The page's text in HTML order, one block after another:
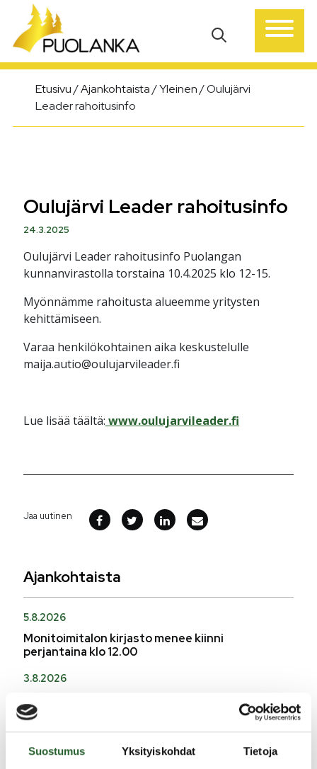
Suostumus Yksityiskohdat Tietoja
Päävalikko
Etusivu/Ajankohtaista/Yleinen/Oulujärvi
Leader rahoitusinfo
Oulujärvi Leader rahoitusinfo
24.3.2025
Oulujärvi Leader rahoitusinfo Puolangan
kunnanvirastolla torstaina 10.4.2025 klo 12-15.
Myönnämme rahoitusta alueemme yritysten
kehittämiseen.
Varaa henkilökohtainen aika keskustelulle
maija.autio@oulujarvileader.fi
Lue lisää täältä: www.oulujarvileader.fi
Jaa uutinen
Ajankohtaista
5.8.2026
Monitoimitalon kirjasto menee kiinni
perjantaina klo 12.00
3.8.2026
29.7.2026
Asfaltointityöt taajamassa myöhästyvät